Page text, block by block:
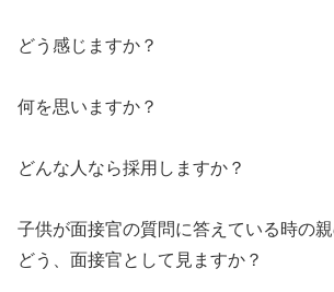
どう感じますか？
何を思いますか？
どんな人なら採用しますか？
子供が面接官の質問に答えている時の親
どう、面接官として見ますか？